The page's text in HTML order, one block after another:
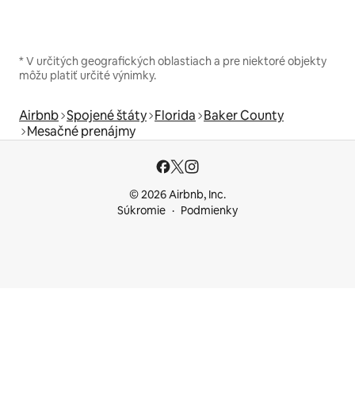
* V určitých geografických oblastiach a pre niektoré objekty
môžu platiť určité výnimky.
Airbnb Spojené štáty Florida Baker County
Mesačné prenájmy
© 2026 Airbnb, Inc.
Súkromie
Podmienky